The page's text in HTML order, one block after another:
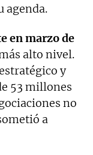
agenda.
en marzo de
alto nivel.
y
53 millones
no
a